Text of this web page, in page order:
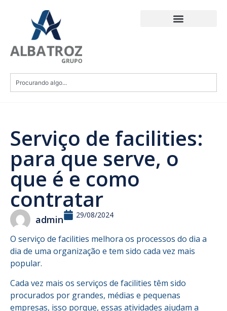
Serviço de facilities:
para que serve, o
que é e como
contratar
admin 29/08/2024
O serviço de facilities melhora os processos do dia a
dia de uma organização e tem sido cada vez mais
popular.
Cada vez mais os serviços de facilities têm sido
procurados por grandes, médias e pequenas
empresas, isso porque, essas atividades ajudam a